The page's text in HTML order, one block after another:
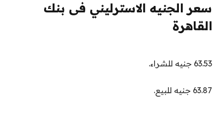
سعر الجنيه الاسترليني فى بنك
القاهرة
63.53 جنيه للشراء.
63.87 جنيه للبيع.